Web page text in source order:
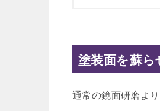
塗装面を蘇ら
通常の鏡面研磨よ